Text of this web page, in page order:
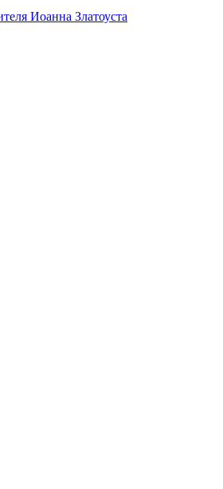
Иоанна Златоуста